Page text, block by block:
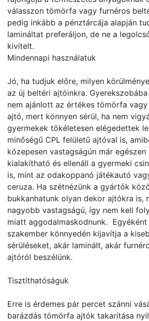
válasszon tömörfa vagy furnéros
pedig inkább a pénztárcája alapján
lamináltat preferáljon, de ne a
kivitelt.
Mindennapi használatuk
Jó, ha tudjuk előre, milyen
az új beltéri ajtóinkra.
nem ajánlott az értékes tömörfa
ajtó, mert könnyen sérül, ha nem
gyermekek tökéletesen elégedettek
minőségű CPL felületű ajtóval is,
közepesen vastagságún már
kialakítható és ellenáll a gyermeki
is, mint az odakoppanó játékautó
ceruza. Ha szétnézünk a gyártók
bukkanhatunk olyan dekor ajtókra is,
nagyobb vastagságú, így nem kell
miatt aggodalmaskodnunk. Egyéként
szakember könnyedén kijavítja a
sérüléseket, akár laminált, akár
ajtóról beszélünk.
Tisztíthatóságuk
Erre is érdemes pár percet szánni
barázdás tömörfa ajtók takarítása